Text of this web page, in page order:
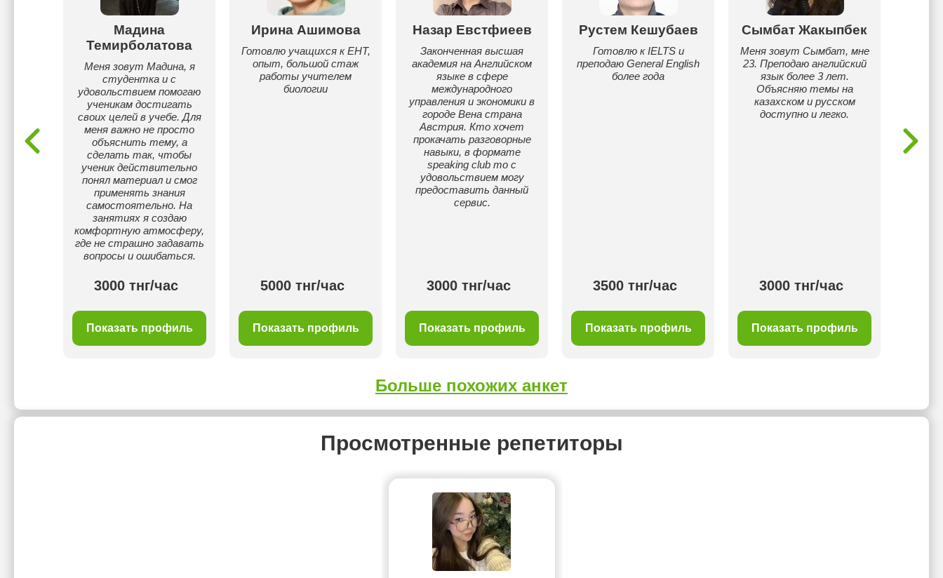
Мадина
Темирболатова
Меня зовут Мадина, я
студентка и с
удовольствием помогаю
ученикам достигать
своих целей в учебе. Для
меня важно не просто
объяснить тему, а
сделать так, чтобы
ученик действительно
понял материал и смог
применять знания
самостоятельно. На
занятиях я создаю
комфортную атмосферу,
где не страшно задавать
вопросы и ошибаться.
3000 тнг/час
Показать профиль
Ирина Ашимова
Готовлю учащихся к ЕНТ,
опыт, большой стаж
работы учителем
биологии
5000 тнг/час
Показать профиль
Назар Евстфиеев
Законченная высшая
академия на Английском
языке в сфере
международного
управления и экономики в
городе Вена страна
Австрия. Кто хочет
прокачать разговорные
навыки, в формате
speaking club то с
удовольствием могу
предоставить данный
сервис.
3000 тнг/час
Показать профиль
Рустем Кешубаев
Готовлю к IELTS и
преподаю General English
более года
3500 тнг/час
Показать профиль
Сымбат Жакыпбек
Меня зовут Сымбат, мне
23. Преподаю английский
язык более 3 лет.
Объясняю темы на
казахском и русском
доступно и легко.
3000 тнг/час
Показать профиль
Больше похожих анкет
Просмотренные репетиторы